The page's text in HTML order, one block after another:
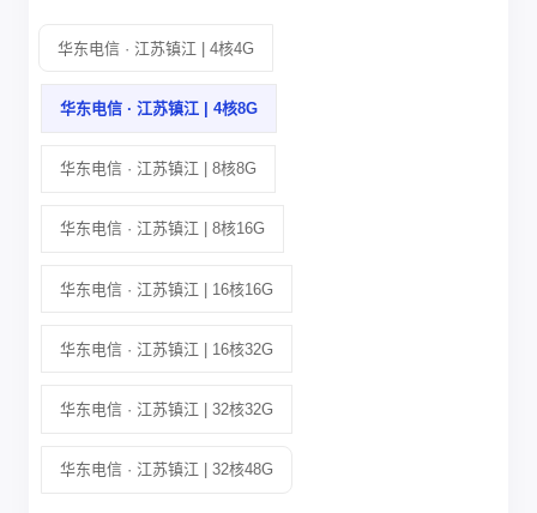
华东电信 · 江苏镇江 | 4核4G
华东电信 · 江苏镇江 | 4核8G
华东电信 · 江苏镇江 | 8核8G
华东电信 · 江苏镇江 | 8核16G
华东电信 · 江苏镇江 | 16核16G
华东电信 · 江苏镇江 | 16核32G
华东电信 · 江苏镇江 | 32核32G
华东电信 · 江苏镇江 | 32核48G